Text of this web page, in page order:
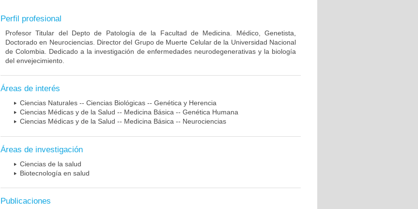
Perfil profesional
Profesor Titular del Depto de Patología de la Facultad de Medicina. Médico, Genetista,
Doctorado en Neurociencias. Director del Grupo de Muerte Celular de la Universidad Nacional
de Colombia. Dedicado a la investigación de enfermedades neurodegenerativas y la biología
del envejecimiento.
Áreas de interés
Ciencias Naturales -- Ciencias Biológicas -- Genética y Herencia
Ciencias Médicas y de la Salud -- Medicina Básica -- Genética Humana
Ciencias Médicas y de la Salud -- Medicina Básica -- Neurociencias
Áreas de investigación
Ciencias de la salud
Biotecnología en salud
Publicaciones